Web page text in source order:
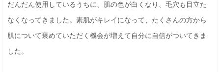
だんだん使用しているうちに、肌の色が白くなり、毛穴も目立た
なくなってきました。素肌がキレイになって、たくさんの方から
肌について褒めていただく機会が増えて自分に自信がついてきま
した。